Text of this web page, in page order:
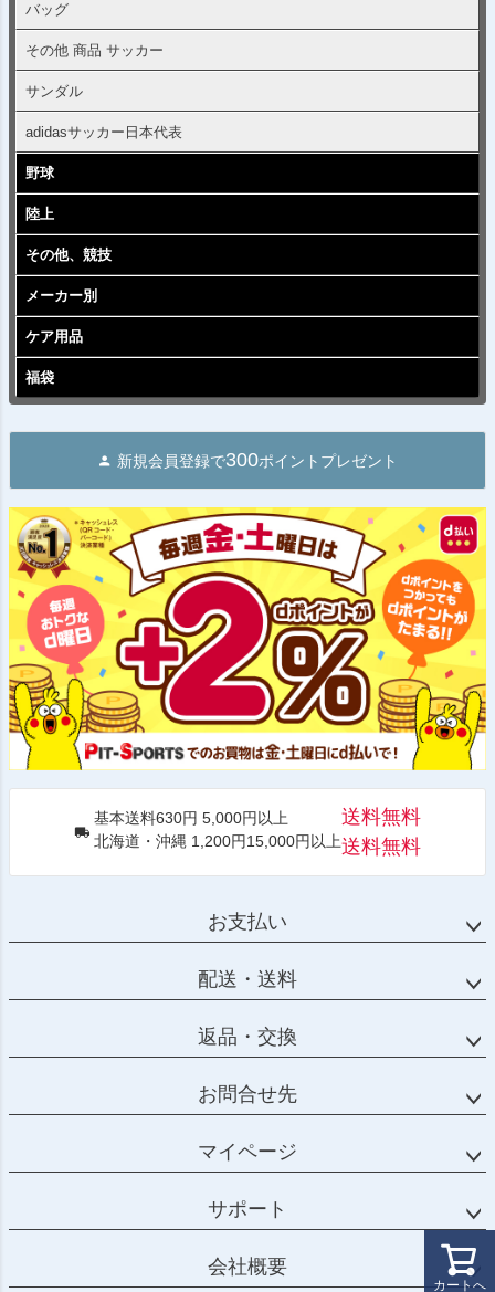
カートへ
バッグ
その他 商品 サッカー
サンダル
adidasサッカー日本代表
野球
陸上
その他、競技
メーカー別
ケア用品
福袋
新規会員登録で300ポイントプレゼント
基本送料630円 5,000円以上
北海道・沖縄 1,200円15,000円以上
送料無料
送料無料
お支払い
配送・送料
返品・交換
お問合せ先
マイページ
サポート
会社概要